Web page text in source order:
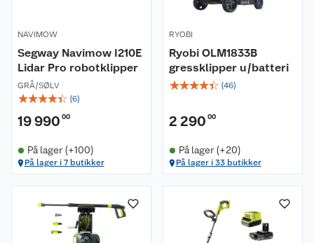
NAVIMOW
Segway Navimow I210E
Lidar Pro robotklipper
GRÅ/SØLV
☆☆☆☆☆ (6)
19 990 00
På lager (+100)
På lager i 7 butikker
RYOBI
Ryobi OLM1833B
gressklipper u/batteri
☆☆☆☆☆ (46)
2 290 00
På lager (+20)
På lager i 33 butikker